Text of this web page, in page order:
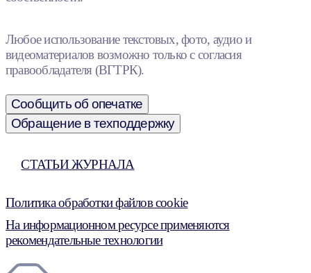
Любое использование текстовых, фото, аудио и
видеоматериалов возможно только с согласия
правообладателя (ВГТРК).
Сообщить об опечатке
Обращение в техподдержку
СТАТЬИ ЖУРНАЛА
Политика обработки файлов cookie
На информационном ресурсе применяются
рекомендательные технологии